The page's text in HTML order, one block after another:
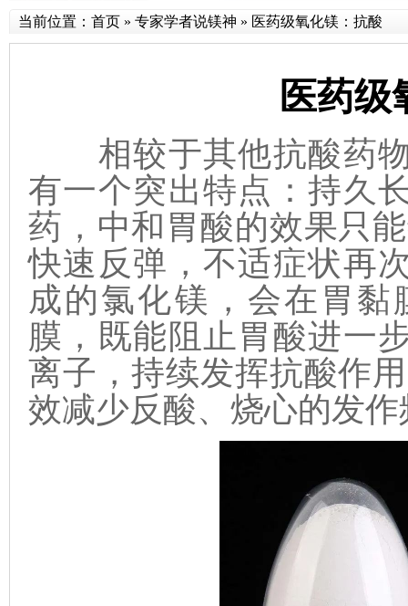
当前位置： 首页 » 专家学者说镁神 » 医药级氧化镁：抗酸
医药级
相较于其他抗酸药物
有一个突出特点：持久
药，中和胃酸的效果只
快速反弹，不适症状再
成的氯化镁，会在胃
膜，既能阻止胃酸进一
离子，持续发挥抗酸作
效减少反酸、烧心的发作